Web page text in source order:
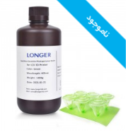
ناموجود